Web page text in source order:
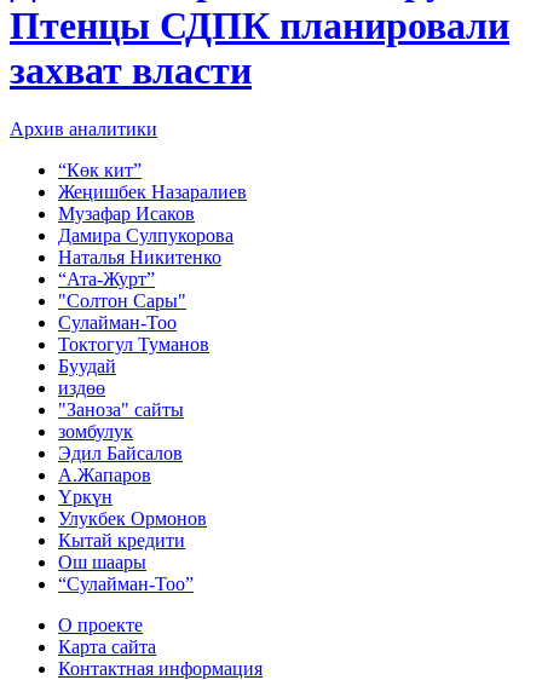
Птенцы СДПК планировали
захват власти
Архив аналитики
“Көк кит”
Жеңишбек Назаралиев
Музафар Исаков
Дамира Сулпукорова
Наталья Никитенко
“Ата-Журт”
"Солтон Сары"
Сулайман-Тоо
Токтогул Туманов
Буудай
издөө
"Заноза" сайты
зомбулук
Эдил Байсалов
А.Жапаров
Үркүн
Улукбек Ормонов
Кытай кредити
Ош шаары
“Сулайман-Тоо”
О проекте
Карта сайта
Контактная информация